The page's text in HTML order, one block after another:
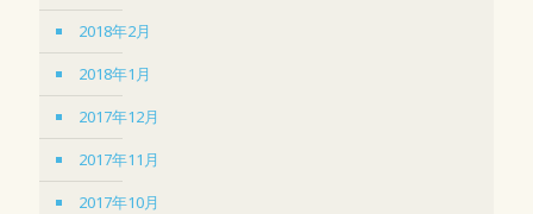
2018年2月
2018年1月
2017年12月
2017年11月
2017年10月